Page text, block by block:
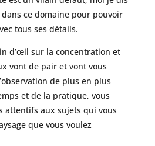
ce domaine pour pouvoir
tous ses détails.
d’œil sur la concentration et
vont de pair et vont vous
de plus en plus
et de la pratique, vous
attentifs aux sujets qui vous
que vous voulez